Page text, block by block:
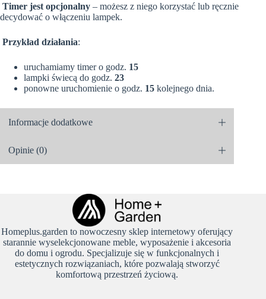
Timer jest opcjonalny – możesz z niego korzystać lub ręcznie
decydować o włączeniu lampek.
Przykład działania:
uruchamiamy timer o godz. 15
lampki świecą do godz. 23
ponowne uruchomienie o godz. 15 kolejnego dnia.
Informacje dodatkowe
Opinie (0)
Homeplus.garden to nowoczesny sklep internetowy oferujący
starannie wyselekcjonowane meble, wyposażenie i akcesoria
do domu i ogrodu. Specjalizuje się w funkcjonalnych i
estetycznych rozwiązaniach, które pozwalają stworzyć
komfortową przestrzeń życiową.